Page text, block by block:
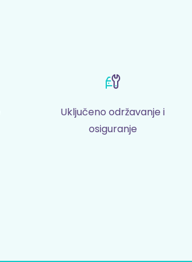
Uključeno održavanje i
osiguranje